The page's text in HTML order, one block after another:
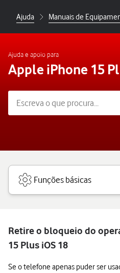
Ajuda Manuais de
Ajuda e apoio para
Apple iPhone 15
Funções básicas
Retire o bloqueio do
15 Plus iOS 18
Se o telefone apenas puder ser